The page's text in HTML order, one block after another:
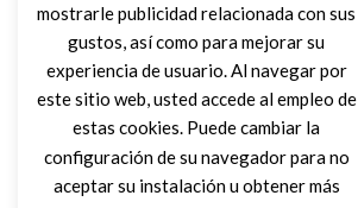
mostrarle publicidad relacionada con sus
gustos, así como para mejorar su
experiencia de usuario. Al navegar por
este sitio web, usted accede al empleo de
estas cookies. Puede cambiar la
configuración de su navegador para no
aceptar su instalación u obtener más